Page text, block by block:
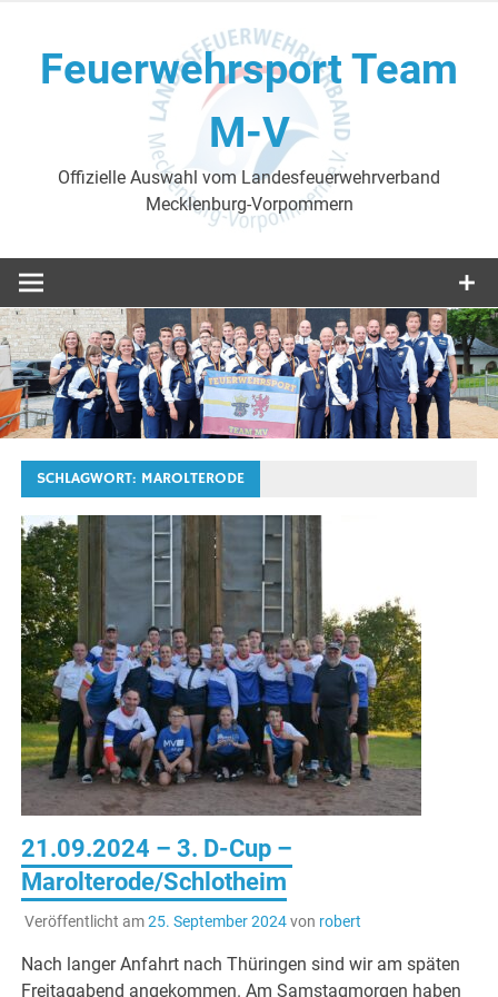
contentFeuerwehrsport Team
M-V
Offizielle Auswahl vom Landesfeuerwehrverband
Mecklenburg-Vorpommern
SCHLAGWORT: MAROLTERODE
21.09.2024 – 3. D-Cup –
Marolterode/Schlotheim
Veröffentlicht am25. September 2024von robert
Nach langer Anfahrt nach Thüringen sind wir am späten
Freitagabend angekommen. Am Samstagmorgen haben